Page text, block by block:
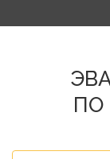
ПО